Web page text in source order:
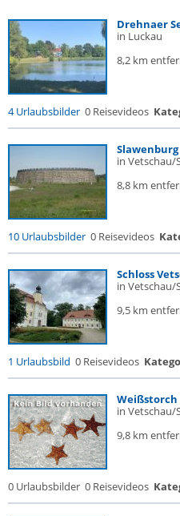
Drehnaer
in Luckau
8,2 km
4 Urlaubsbilder 0 Reisevideos
Slawenburg
in Vetschau/
8,8 km
10 Urlaubsbilder 0 Reisevideos
Schloss
in Vetschau/
9,5 km
1 Urlaubsbild 0 Reisevideos
in Vetschau/
9,8 km
0 Urlaubsbilder 0 Reisevideos